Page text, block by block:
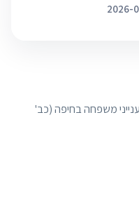
משפחה בחיפה (כב'